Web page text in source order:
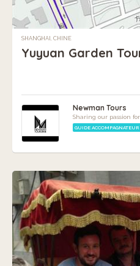
SHANGHAI, CHINE
Yuyuan Garden
Newman Tours
Sharing our passion
GUIDE ACCOMPAGNATEUR